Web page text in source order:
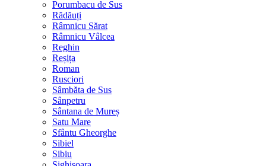
Porumbacu de Sus
Rădăuți
Râmnicu Sărat
Râmnicu Vâlcea
Reghin
Reșița
Roman
Rusciori
Sâmbăta de Sus
Sânpetru
Sântana de Mureș
Satu Mare
Sfântu Gheorghe
Sibiel
Sibiu